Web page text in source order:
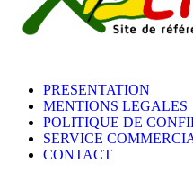
PRESENTATION
MENTIONS LEGALES
POLITIQUE DE
SERVICE
CONTACT